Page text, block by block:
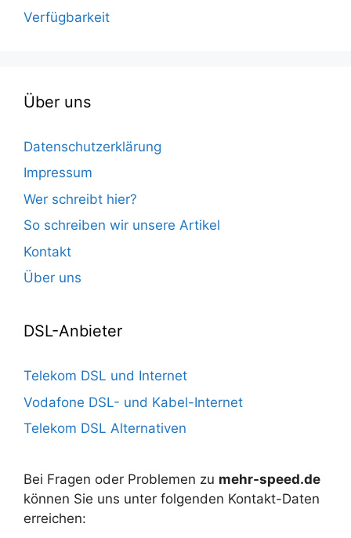
Verfügbarkeit
Über uns
Datenschutzerklärung
Impressum
Wer schreibt hier?
So schreiben wir unsere Artikel
Kontakt
Über uns
DSL-Anbieter
Telekom DSL und Internet
Vodafone DSL- und Kabel-Internet
Telekom DSL Alternativen
Bei Fragen oder Problemen zu mehr-speed.de
können Sie uns unter folgenden Kontakt-Daten
erreichen: